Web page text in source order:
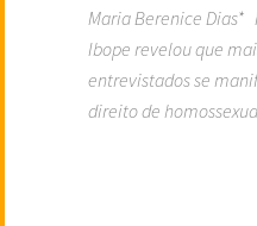
Maria Berenice Dias*
Ibope revelou que
entrevistados se
direito de